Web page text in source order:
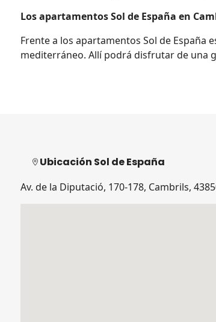
Los apartamentos Sol de España en
Frente a los apartamentos Sol de España
mediterráneo. Allí podrá disfrutar de una
Ubicación Sol de España
Av. de la Diputació, 170-178, Cambrils,